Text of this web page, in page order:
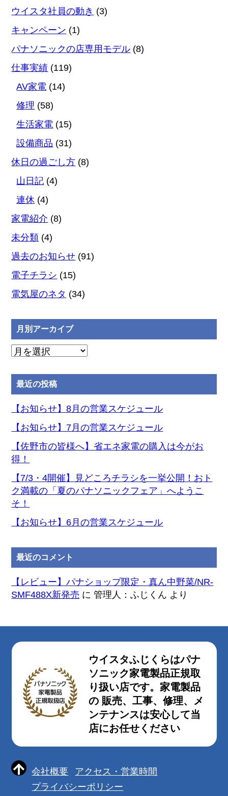
ウイスタ社員の動き (3)
キャンペーン (1)
パナソニックの店専用モデル (8)
仕事実績 (119)
AV家電 (14)
修理 (58)
生活家電 (15)
設備商品 (31)
休日の過ごし方 (8)
山日記 (4)
連休 (4)
家電紹介 (8)
未分類 (4)
過去のお知らせ (91)
電子チラシ (15)
電気屋のネタ (34)
月別アーカイブ
月
ア
ー
カ
ブ
最近の投稿
【お知らせ】8月の営業スケジュール
【お知らせ】7月の営業スケジュール
【佐野市の皆様へ】省エネ家電の購入は今がお
得！
【7/3・4開催】見どころチラシを一挙公開！おト
ク満載の「夏のパナソニックフェア」へようこ
そ！
【お知らせ】6月の営業スケジュール
最近のコメント
【レビュー】パナショップ限定・真ん中野菜/NR-
SMF488X新発売 に管理人：ふじくん より
ウイスタふじくらはパナ
ソニック家電製品正規取
り扱い店です。家電製品
の 販売、工事、修理、メ
ンテナンスは安心して当
店にお任せください
会社概要
アクセス・営業時間
プライバシーポリシー